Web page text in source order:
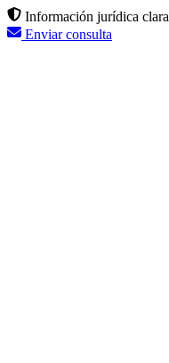
Información jurídica clara
Enviar consulta